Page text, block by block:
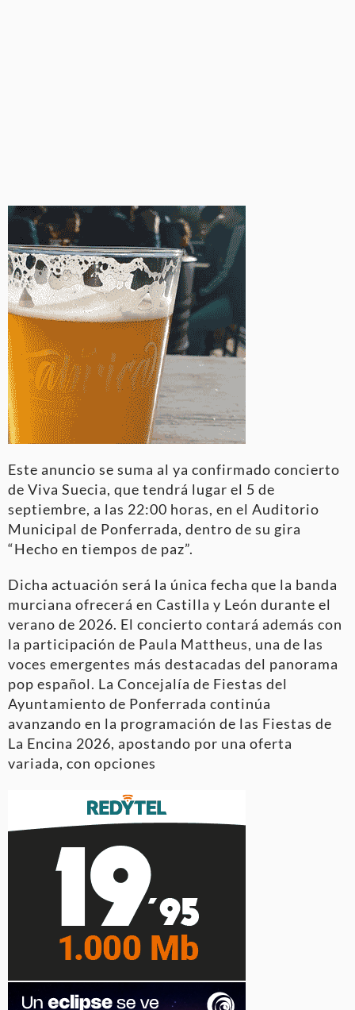
Este anuncio se suma al ya confirmado concierto
de Viva Suecia, que tendrá lugar el 5 de
septiembre, a las 22:00 horas, en el Auditorio
Municipal de Ponferrada, dentro de su gira
“Hecho en tiempos de paz”.
Dicha actuación será la única fecha que la banda
murciana ofrecerá en Castilla y León durante el
verano de 2026. El concierto contará además con
la participación de Paula Mattheus, una de las
voces emergentes más destacadas del panorama
pop español. La Concejalía de Fiestas del
Ayuntamiento de Ponferrada continúa
avanzando en la programación de las Fiestas de
La Encina 2026, apostando por una oferta
variada, con opciones